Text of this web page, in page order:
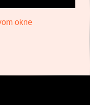
okne